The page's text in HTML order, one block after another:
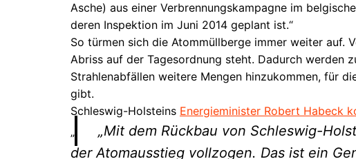
Asche) aus einer Verbrennungskampagne im
deren Inspektion im Juni 2014 geplant ist.“
So türmen sich die Atommüllberge immer weiter auf.
Abriss auf der Tagesordnung steht. Dadurch werden
Strahlenabfällen weitere Mengen hinzukommen, für
gibt.
Schleswig-Holsteins Energieminister Robert Habeck
„
Mit dem Rückbau von Schleswig-
der Atomausstieg vollzogen. Das ist ein